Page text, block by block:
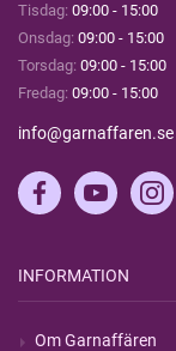
Tisdag: 09:00 - 15:00
Onsdag: 09:00 - 15:00
Torsdag: 09:00 - 15:00
Fredag: 09:00 - 15:00
info@garnaffaren.se
INFORMATION
Om Garnaffären